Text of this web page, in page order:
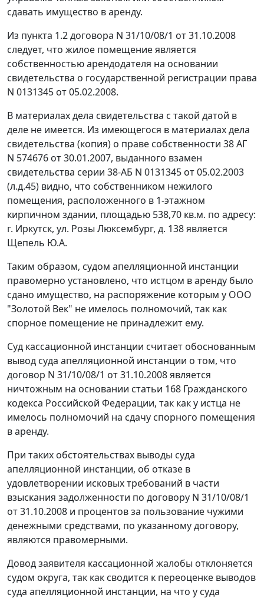
сдавать имущество в аренду.
Из пункта 1.2 договора N 31/10/08/1 от 31.10.2008
следует, что жилое помещение является
собственностью арендодателя на основании
свидетельства о государственной регистрации права
N 0131345 от 05.02.2008.
В материалах дела свидетельства с такой датой в
деле не имеется. Из имеющегося в материалах дела
свидетельства (копия) о праве собственности 38 АГ
N 574676 от 30.01.2007, выданного взамен
свидетельства серии 38-АБ N 0131345 от 05.02.2003
(л.д.45) видно, что собственником нежилого
помещения, расположенного в 1-этажном
кирпичном здании, площадью 538,70 кв.м. по адресу:
г. Иркутск, ул. Розы Люксембург, д. 138 является
Щепель Ю.А.
Таким образом, судом апелляционной инстанции
правомерно установлено, что истцом в аренду было
сдано имущество, на распоряжение которым у ООО
"Золотой Век" не имелось полномочий, так как
спорное помещение не принадлежит ему.
Суд кассационной инстанции считает обоснованным
вывод суда апелляционной инстанции о том, что
договор N 31/10/08/1 от 31.10.2008 является
ничтожным на основании статьи 168 Гражданского
кодекса Российской Федерации, так как у истца не
имелось полномочий на сдачу спорного помещения
в аренду.
При таких обстоятельствах выводы суда
апелляционной инстанции, об отказе в
удовлетворении исковых требований в части
взыскания задолженности по договору N 31/10/08/1
от 31.10.2008 и процентов за пользование чужими
денежными средствами, по указанному договору,
являются правомерными.
Довод заявителя кассационной жалобы отклоняется
судом округа, так как сводится к переоценке выводов
суда апелляционной инстанции, на что у суда